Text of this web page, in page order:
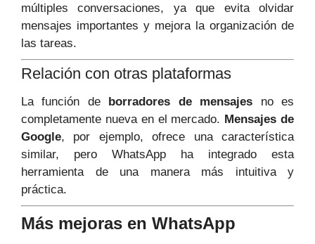
múltiples conversaciones, ya que evita olvidar
mensajes importantes y mejora la organización de
las tareas.
Relación con otras plataformas
La función de borradores de mensajes no es
completamente nueva en el mercado. Mensajes de
Google, por ejemplo, ofrece una característica
similar, pero WhatsApp ha integrado esta
herramienta de una manera más intuitiva y
práctica.
Más mejoras en WhatsApp